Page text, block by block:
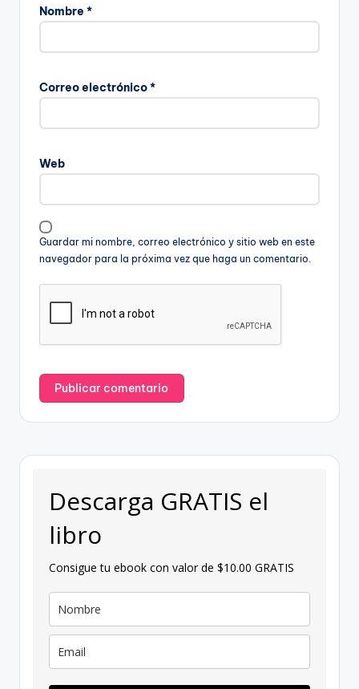
Nombre *
Correo electrónico*
Web
Guardar mi nombre, correo electrónico y sitio web en este
navegador para la próxima vez que haga un comentario.
Descarga GRATIS el
libro
Consigue tu ebook con valor de $10.00 GRATIS